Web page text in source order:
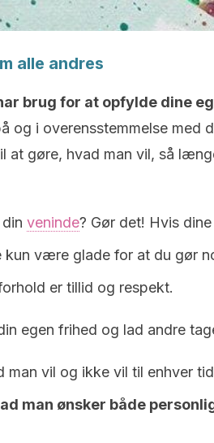
alle andres
brug for at opfylde dine
og i overensstemmelse med
at gøre, hvad man vil, så
veninde? Gør det! Hvis dine
kun være glade for at du gør
er tillid og respekt.
egen frihed og lad andre
vil og ikke vil til enhver
man ønsker både